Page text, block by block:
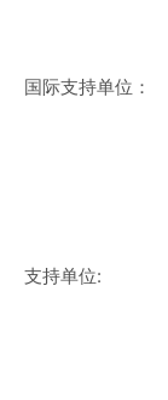
国际支持单位：
支持单位: